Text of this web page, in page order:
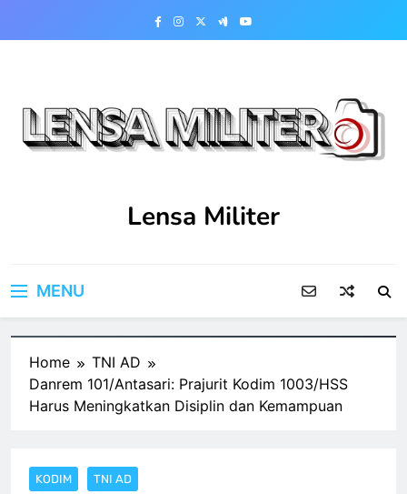
Lensa Militer
MENU
Home
TNI AD
Danrem 101/Antasari: Prajurit Kodim 1003/HSS
Harus Meningkatkan Disiplin dan Kemampuan
KODIM TNI AD